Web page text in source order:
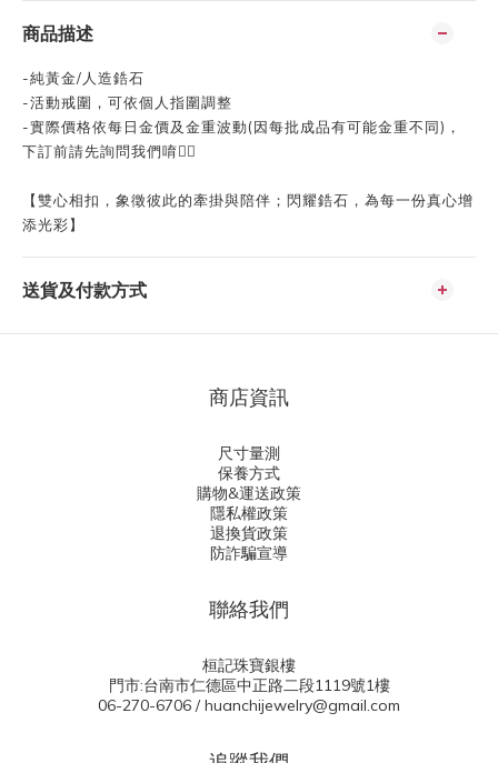
商品描述
-純黃金/人造鋯石
-活動戒圍，可依個人指圍調整
-實際價格依每日金價及金重波動(因每批成品有可能金重不同) ，
下訂前請先詢問我們唷👍🏻
【雙心相扣，象徵彼此的牽掛與陪伴；閃耀鋯石，為每一份真心增
添光彩】
送貨及付款方式
商店資訊
尺寸量測
保養方式
購物&運送政策
隱私權政策
退換貨政策
防詐騙宣導
聯絡我們
桓記珠寶銀樓
門市:台南市仁德區中正路二段1119號1樓
06-270-6706 / huanchijewelry@gmail.com